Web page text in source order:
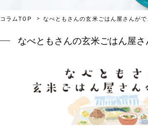
コラムTOP なべともさんの玄米ごはん屋さんが
なべともさんの玄米ごはん屋